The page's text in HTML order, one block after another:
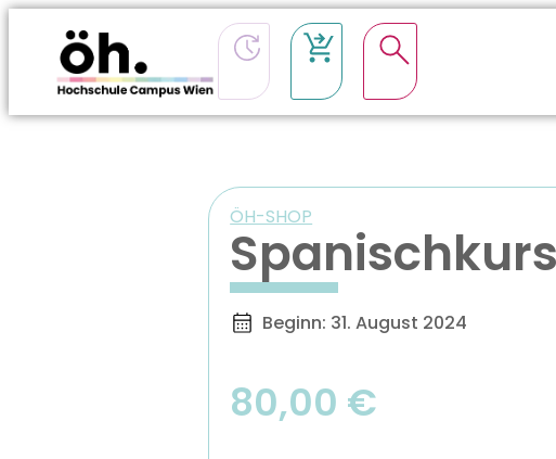
ÖH-SHOP
Beginn: 31. August 2024
80,00 €